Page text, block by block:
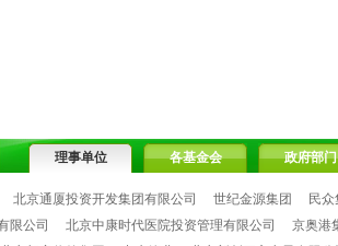
理事单位 各基金会 政府部门
北京通厦投资开发集团有限公司 世纪金源集团
民
限公司
北京中康时代医院投资管理有限公司
京奥港